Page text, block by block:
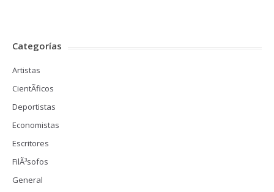
Categorías
Artistas
CientÃ­ficos
Deportistas
Economistas
Escritores
FilÃ³sofos
General